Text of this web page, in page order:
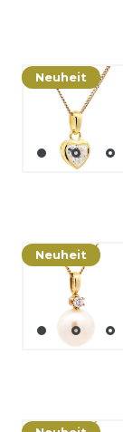
Neuheit
Neuheit